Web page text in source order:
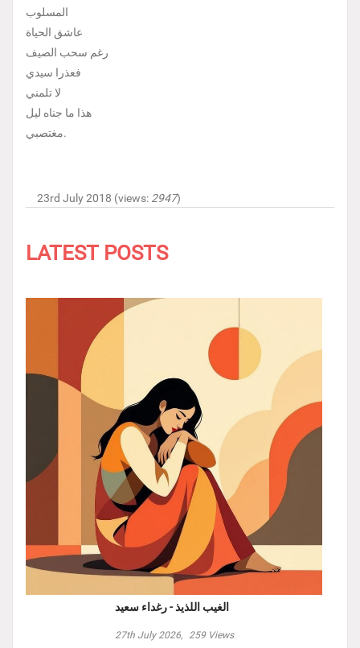
المسلوب
عاشق الحياة
رغم سحب الصيف
فعذرا سيدي
لا تلمني
هذا ما جناه ليل
مغتصبي.
23rd July 2018 (views: 2947)
LATEST POSTS
الغيب اللذيذ - رغداء سعيد
27th July 2026, 259Views